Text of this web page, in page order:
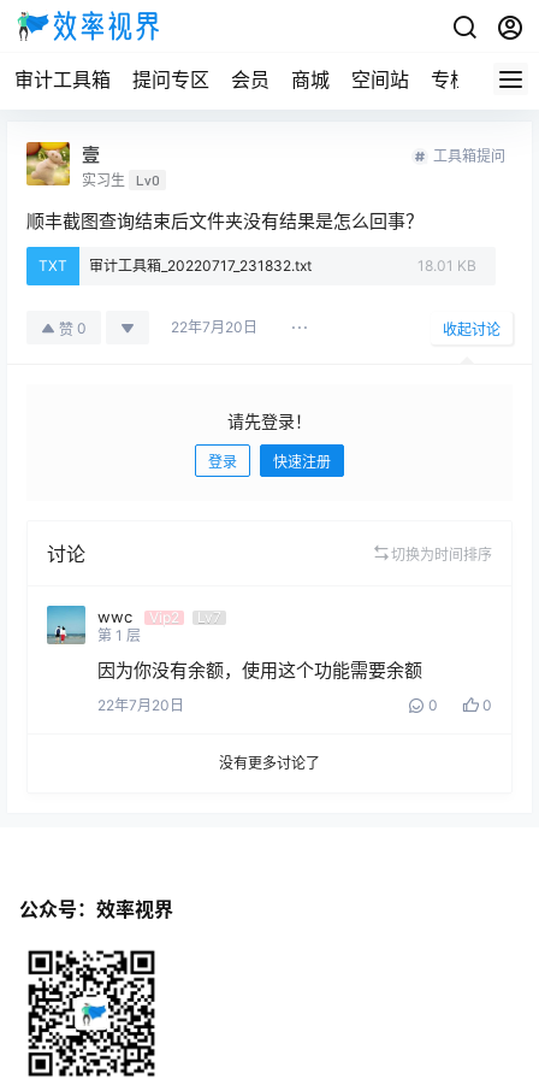
审计工具箱 提问专区 会员 商城 空间站 专栏
壹
实习生 Lv0
工具箱提问
顺丰截图查询结束后文件夹没有结果是怎么回事？
TXT 审计工具箱_20220717_231832.txt 18.01 KB
赞 0 22年7月20日 收起讨论
请先登录！
登录 快速注册
讨论 切换为时间排序
wwc Vip2
Lv7
第 1 层
因为你没有余额，使用这个功能需要余额
22年7月20日 0 0
没有更多讨论了
公众号：效率视界